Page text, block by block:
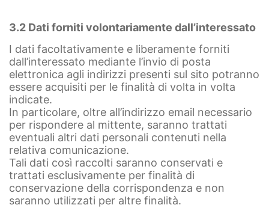
3.2 Dati forniti volontariamente dall’interessato
I dati facoltativamente e liberamente forniti
dall’interessato mediante l’invio di posta
elettronica agli indirizzi presenti sul sito potranno
essere acquisiti per le finalità di volta in volta
indicate.
In particolare, oltre all’indirizzo email necessario
per rispondere al mittente, saranno trattati
eventuali altri dati personali contenuti nella
relativa comunicazione.
Tali dati così raccolti saranno conservati e
trattati esclusivamente per finalità di
conservazione della corrispondenza e non
saranno utilizzati per altre finalità.